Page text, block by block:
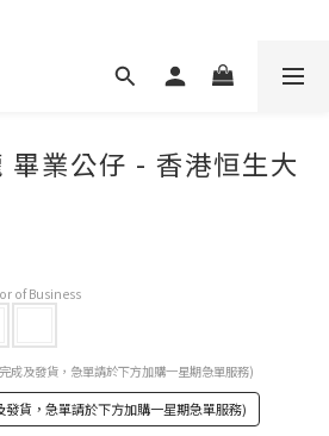
業公仔 - 香港恒生大
of Business
成及發貨，急單請於下方加購一星期急單服務)
貨，急單請於下方加購一星期急單服務)